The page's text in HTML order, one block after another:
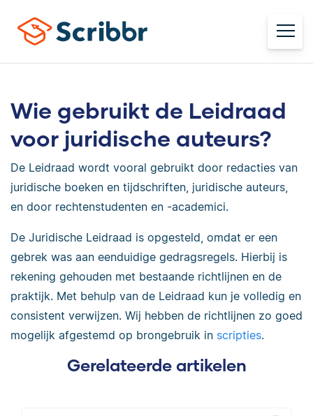
Wie gebruikt de Leidraad
voor juridische auteurs?
De Leidraad wordt vooral gebruikt door redacties van
juridische boeken en tijdschriften, juridische auteurs,
en door rechtenstudenten en -academici.
De Juridische Leidraad is opgesteld, omdat er een
gebrek was aan eenduidige gedragsregels. Hierbij is
rekening gehouden met bestaande richtlijnen en de
praktijk. Met behulp van de Leidraad kun je volledig en
consistent verwijzen. Wij hebben de richtlijnen zo goed
mogelijk afgestemd op brongebruik in scripties.
Gerelateerde artikelen